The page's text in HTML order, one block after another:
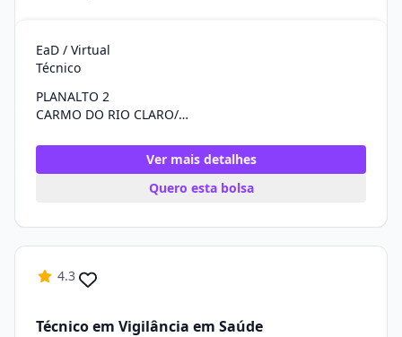
EaD / Virtual
Técnico
PLANALTO 2
CARMO DO RIO CLARO/MG
Ver mais detalhes
Quero esta bolsa
4.3
Técnico em Vigilância em Saúde